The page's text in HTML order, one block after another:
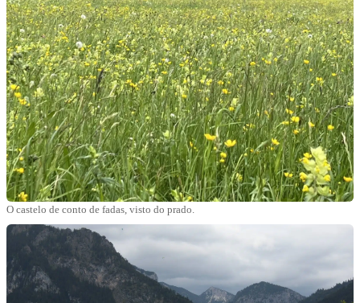
O castelo de conto de fadas, visto do prado.